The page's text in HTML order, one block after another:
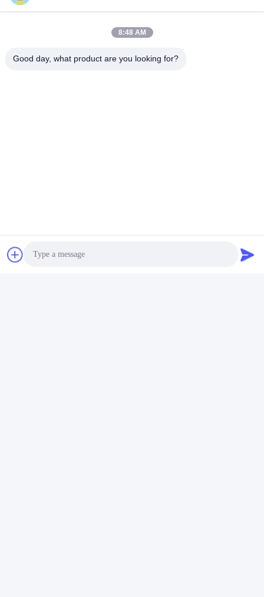
tot 60°C)
Zeer veilig batterijontwerp met geavanceerde elektrolyt- en
Uitgebreide batterijvariëteit, waaronder cilindrische,
Kwaliteitscontrole
8:48 AM
Good day, what product are you looking for?